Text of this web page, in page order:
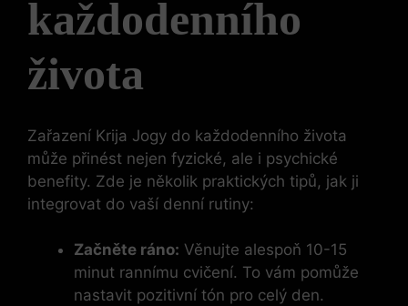
každodenního
života
Zařazení Krija Jogy do každodenního života
může přinést nejen fyzické, ale i psychické
benefity. Zde je několik praktických tipů, jak ji
integrovat do vaší denní rutiny:
Začněte ráno: Věnujte alespoň 10-15
minut rannímu cvičení. To vám pomůže
nastavit pozitivní tón pro celý den.